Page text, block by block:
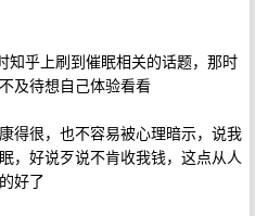
知乎上刷到催眠相关的话题，那时
及待想自己体验看看
得很，也不容易被心理暗示，说我
，好说歹说不肯收我钱，这点从人
好了